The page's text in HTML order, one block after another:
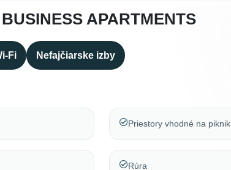
APARTMENTS
Fi Nefajčiarske izby
Priestory vhodné na piknik
Rúra